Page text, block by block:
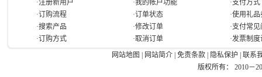
·注册新用户
·订购流程
·搜索产品
·订购方式
·我的帐户功能
·订单状态
·修改订单
·取消订单
·支付方式
·使用礼品
·支付常
·发票制
网站地图
网站简介 免责条款 隐私保护
联系
版权所有： 2010－